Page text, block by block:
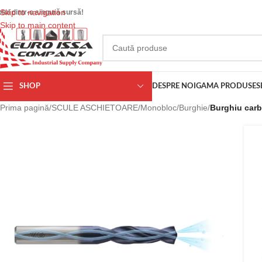
Skip to navigation
Skip to main content
dintr-o singură sursă!
SHOP DESPRE NOI GAMA PRODUSE
Prima pagină/SCULE ASCHIETOARE/Monobloc/Burghie/Burghiu